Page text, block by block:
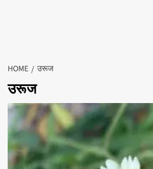
HOME उरूज
उरूज